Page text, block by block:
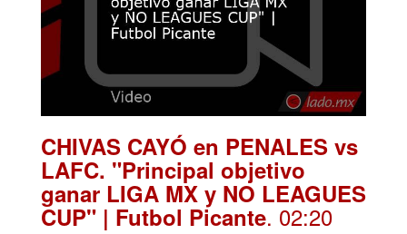
CHIVAS CAYÓ en PENALES vs
LAFC. "Principal objetivo
ganar LIGA MX y NO LEAGUES
CUP" | Futbol Picante. 02:20